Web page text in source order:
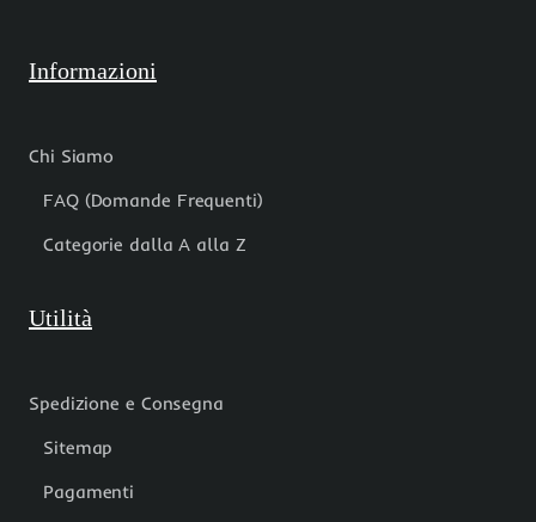
Informazioni
Chi Siamo
FAQ (Domande Frequenti)
Categorie dalla A alla Z
Utilità
Spedizione e Consegna
Sitemap
Pagamenti